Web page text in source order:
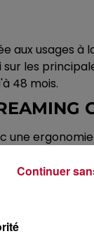
usages à
les
48 mois.
une
aux
La
une
Continuer